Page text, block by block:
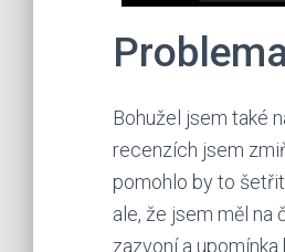
Bohužel jsem také
recenzích jsem
pomohlo by to
ale, že jsem měl na
zazvoní a